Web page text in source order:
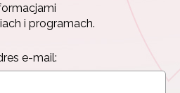
i programach.
e-mail:moich danych